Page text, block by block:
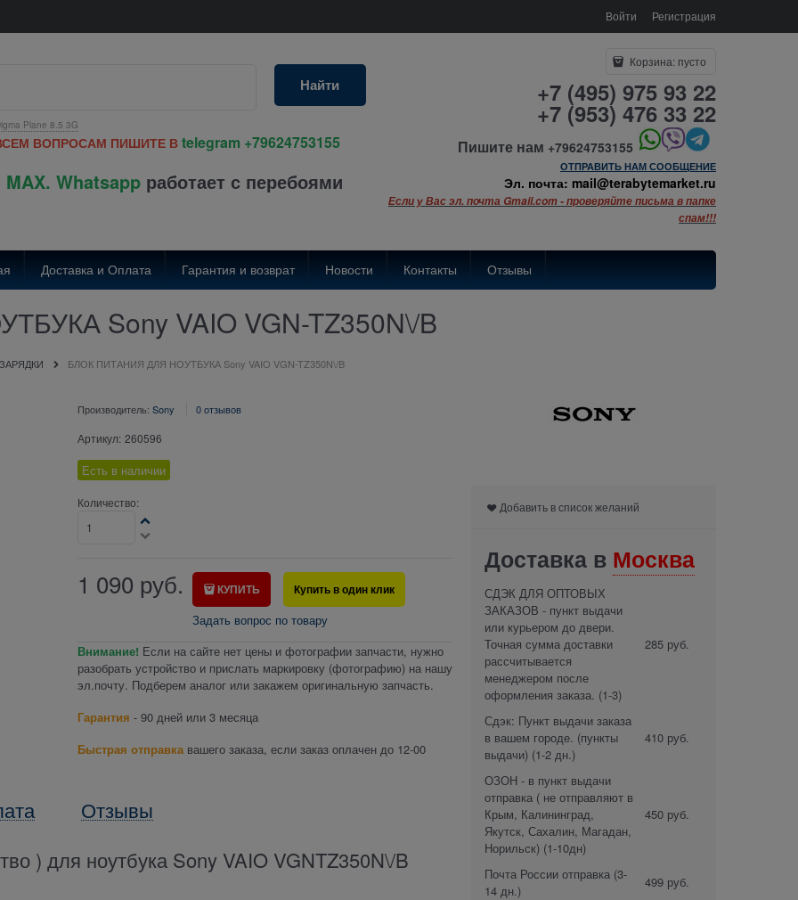
Войти Регистрация
Plane 8.5 3G
Найти
ВОПРОСАМ ПИШИТЕ В telegram +79624753155
Whatsapp работает с перебоями
Корзина: пусто
+7 (495) 975 93 22
+7 (953) 476 33 22
Пишите нам +79624753155
ОТПРАВИТЬ НАМ СООБЩЕНИЕ
Эл. почта: mail@terabytemarket.ru
Если у Вас эл. почта Gmail.com - проверяйте письма в папке
спам!!!
Доставка и Оплата Гарантия и возврат Новости Контакты Отзывы
Sony VAIO VGN-TZ350N\/B
БЛОК ПИТАНИЯ ДЛЯ НОУТБУКА Sony VAIO VGN-TZ350N\/B
Производитель: Sony 0 отзывов
Артикул: 260596
Есть в наличии
Количество:
1 090 руб. КУПИТЬ Купить в один клик
Задать вопрос по товару
Внимание! Если на сайте нет цены и фотографии запчасти, нужно
разобрать устройство и прислать маркировку (фотографию) на нашу
эл.почту. Подберем аналог или закажем оригинальную запчасть.
Гарантия - 90 дней или 3 месяца
Быстрая отправкавашего заказа, если заказ оплачен до 12-00
Отзывы
) для ноутбука Sony VAIO VGNTZ350N\/B
Добавить в список желаний
Доставка в Москва
СДЭК ДЛЯ ОПТОВЫХ
ЗАКАЗОВ - пункт выдачи
или курьером до двери.
Точная сумма доставки
рассчитывается
менеджером после
оформления заказа. (1-3)
285 руб.
Сдэк: Пункт выдачи заказа
в вашем городе. (пункты
выдачи) (1-2 дн.)
410 руб.
ОЗОН - в пункт выдачи
отправка ( не отправляют в
Крым, Калининград,
Якутск, Сахалин, Магадан,
Норильск) (1-10дн)
450 руб.
Почта России отправка (3-
14 дн.)
499 руб.